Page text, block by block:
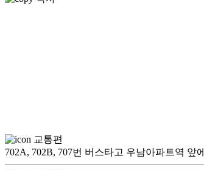
교통편
702A, 702B, 707번 버스타고 우남아파트역